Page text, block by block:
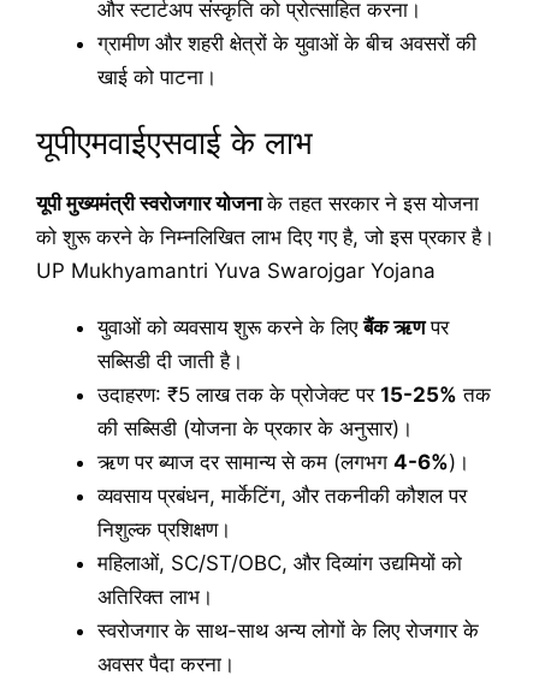
और स्टार्टअप संस्कृति को प्रोत्साहित करना।
ग्रामीण और शहरी क्षेत्रों के युवाओं के बीच अवसरों की
खाई को पाटना।
यूपीएमवाईएसवाई के लाभ
यूपी मुख्यमंत्री स्वरोजगार योजनाके तहत सरकार ने इस योजना
को शुरू करने के निम्नलिखित लाभ दिए गए है, जो इस प्रकार है।
UP Mukhyamantri Yuva Swarojgar Yojana
युवाओं को व्यवसाय शुरू करने के लिएबैंक ऋणपर
सब्सिडी दी जाती है।
उदाहरण: ₹5 लाख तक के प्रोजेक्ट पर 15-25% तक
की सब्सिडी (योजना के प्रकार के अनुसार)।
ऋण पर ब्याज दर सामान्य से कम (लगभग 4-6%)।
व्यवसाय प्रबंधन, मार्केटिंग, और तकनीकी कौशल पर
निशुल्क प्रशिक्षण।
महिलाओं, SC/ST/OBC, और दिव्यांग उद्यमियों को
अतिरिक्त लाभ।
स्वरोजगार के साथ-साथ अन्य लोगों के लिए रोजगार के
अवसर पैदा करना।